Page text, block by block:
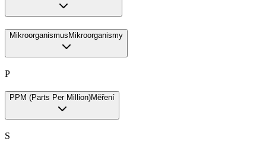
Mikroorganismus Mikroorganismy
P
PPM (Parts Per Million)Měření
S